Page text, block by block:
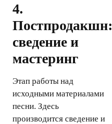
4.
Постпродакшн:
сведение и
мастеринг
Этап работы над
исходными материалами
песни. Здесь
производится сведение и